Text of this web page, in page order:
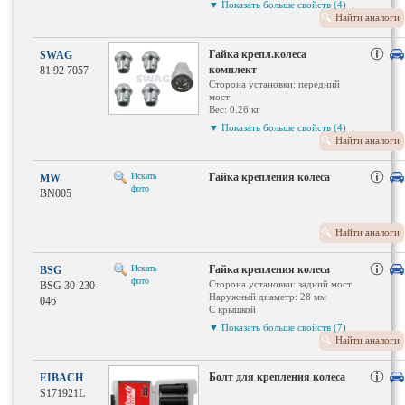
Толщина: 26 мм мм
Внутренняя резьба: M12 x 1,5
мм
Колесное крепление: Конический
Поверхность: хромированный
▼ Показать больше свойств (4)
Найти аналоги
SWAG
81 92 7057
Гайка крепл.колеса
комплект
Сторона установки: передний
мост
Вес: 0.26 кг
Ширина зева гаечного ключа: 17
Толщина: 26 мм мм
Внутренняя резьба: M12 x 1,5
мм
Колесное крепление: Конический
▼ Показать больше свойств (4)
Найти аналоги
MW
BN005
Искать
фото
Гайка крепления колеса
Найти аналоги
BSG
BSG 30-230-
046
Искать
фото
Гайка крепления колеса
Сторона установки: задний мост
Наружный диаметр: 28 мм
С крышкой
Вес: 0.06 кг
Ширина зева гаечного ключа: 19
Толщина: 31 мм мм
Внутренняя резьба: M12x1.5 мм
Профиль головки болта:
▼ Показать больше свойств (7)
Найти аналоги
EIBACH
S171921L
Болт для крепления колеса